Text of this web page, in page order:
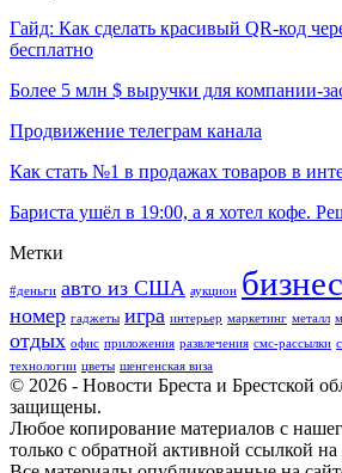
Гайд: Как сделать красивый QR-код
бесплатно
Более 5 млн $ выручки для компании-
Продвижение телеграм канала
Как стать №1 в продажах товаров в
Бариста ушёл в 19:00, а я хотел кофе.
Метки
#деньги авто из США аукцион бизнес
номер гаджеты игра интерьер маркетинг металл
отдых офис приложения развлечения смс-рассылки
технологии цветы шенгенская виза
© 2026 - Новости Бреста и Брестской
защищены.
Любое копирование материалов с
только с обратной активной ссылкой на